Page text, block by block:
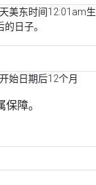
美东时间12:01am
日子。
始日期后12个月
障。